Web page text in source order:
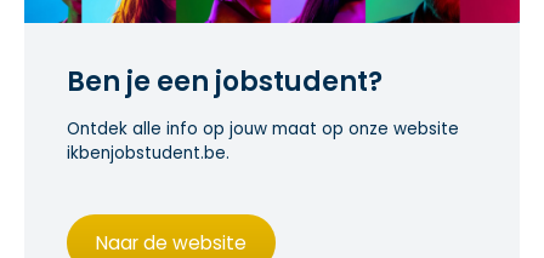
Ben je een jobstudent?
Ontdek alle info op jouw maat op onze website
ikbenjobstudent.be.
Naar de website